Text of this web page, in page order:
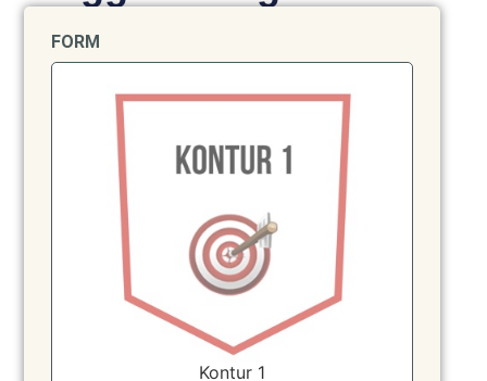
FORM
Kontur 1